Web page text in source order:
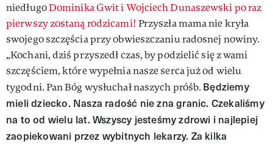
niedługoDominika Gwit i Wojciech Dunaszewski po raz
pierwszy zostaną rodzicami! Przyszła mama nie kryła
swojego szczęścia przy obwieszczaniu radosnej nowiny.
„Kochani, dziś przyszedł czas, by podzielić się z wami
szczęściem, które wypełnia nasze serca już od wielu
tygodni. Pan Bóg wysłuchał naszych próśb. Będziemy
mieli dziecko. Nasza radość nie zna granic. Czekaliśmy
na to od wielu lat. Wszyscy jesteśmy zdrowi i najlepiej
zaopiekowani przez wybitnych lekarzy. Za kilka